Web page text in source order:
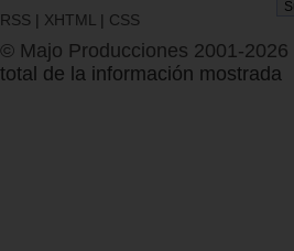
RSS | XHTML | CSS
© Majo Producciones 2001-2026
total de la información mostrada